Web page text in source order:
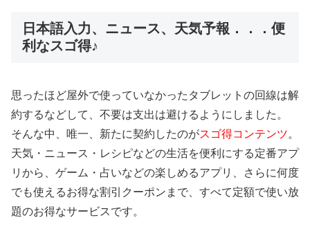
日本語入力、ニュース、天気予報．．．便
利なスゴ得♪
思ったほど屋外で使っていなかったタブレットの回線は解
約するなどして、不要は支出は避けるようにしました。
そんな中、唯一、新たに契約したのがスゴ得コンテンツ。
天気・ニュース・レシピなどの生活を便利にする定番アプ
リから、ゲーム・占いなどの楽しめるアプリ、さらに何度
でも使えるお得な割引クーポンまで、すべて定額で使い放
題のお得なサービスです。